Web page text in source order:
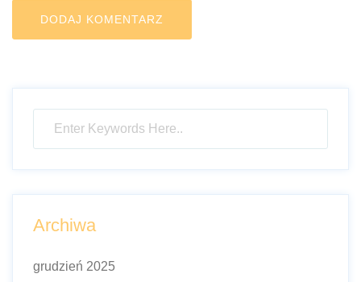
Archiwa
grudzień 2025